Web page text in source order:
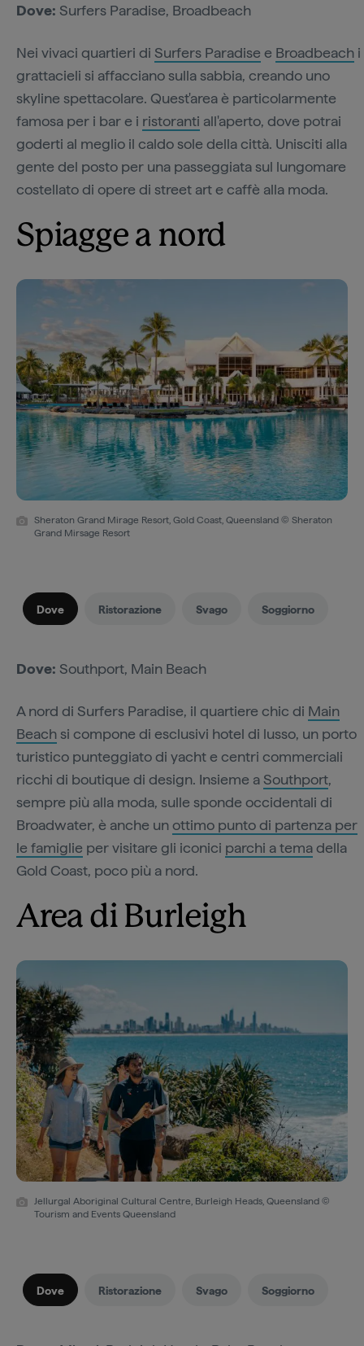
Dove: Surfers Paradise, Broadbeach
Nei vivaci quartieri di Surfers Paradise e Broadbeach i
grattacieli si affacciano sulla sabbia, creando uno
skyline spettacolare. Quest'area è particolarmente
famosa per i bar e i ristoranti all'aperto, dove potrai
goderti al meglio il caldo sole della città. Unisciti alla
gente del posto per una passeggiata sul lungomare
costellato di opere di street art e caffè alla moda.
Spiagge a nord
Sheraton Grand Mirage Resort, Gold Coast, Queensland © Sheraton
Grand Mirsage Resort
Dove Ristorazione Svago Soggiorno
Dove: Southport, Main Beach
A nord di Surfers Paradise, il quartiere chic di Main
Beachsi compone di esclusivi hotel di lusso, un porto
turistico punteggiato di yacht e centri commerciali
ricchi di boutique di design. Insieme aSouthport,
sempre più alla moda, sulle sponde occidentali di
Broadwater, è anche unottimo punto di partenza per
le famiglie per visitare gli iconici parchi a temadella
Gold Coast, poco più a nord.
Area di Burleigh
Jellurgal Aboriginal Cultural Centre, Burleigh Heads, Queensland ©
Tourism and Events Queensland
Dove Ristorazione Svago Soggiorno